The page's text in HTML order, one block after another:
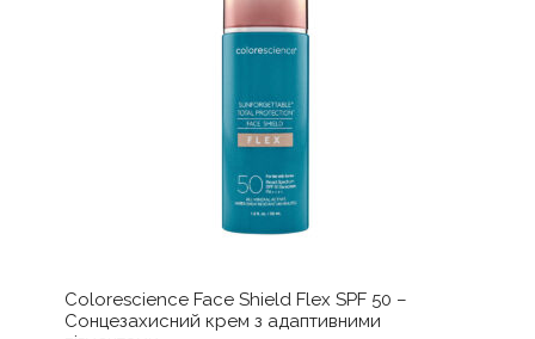
Colorescience Face Shield Flex SPF 50 –
Сонцезахисний крем з адаптивними